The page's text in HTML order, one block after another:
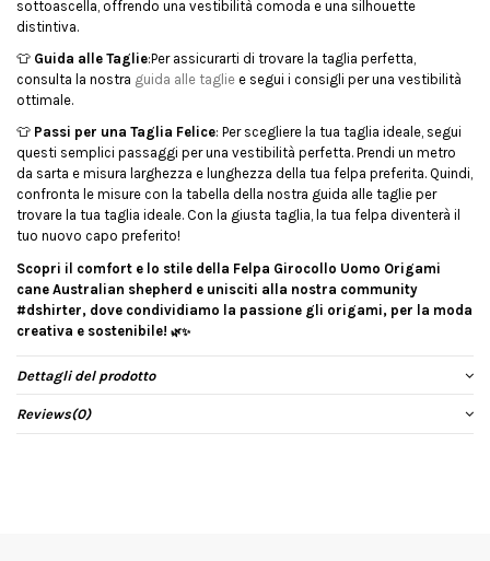
sottoascella, offrendo una vestibilità comoda e una silhouette
distintiva.
👕 Guida alle Taglie:Per assicurarti di trovare la taglia perfetta,
consulta la nostra guida alle taglie e segui i consigli per una vestibilità
ottimale.
👕 Passi per una Taglia Felice: Per scegliere la tua taglia ideale, segui
questi semplici passaggi per una vestibilità perfetta. Prendi un metro
da sarta e misura larghezza e lunghezza della tua felpa preferita. Quindi,
confronta le misure con la tabella della nostra guida alle taglie per
trovare la tua taglia ideale. Con la giusta taglia, la tua felpa diventerà il
tuo nuovo capo preferito!
Scopri il comfort e lo stile della Felpa Girocollo Uomo Origami
cane Australian shepherd e unisciti alla nostra community
#dshirter, dove condividiamo la passione gli origami, per la moda
creativa e sostenibile! 🌿✨
Dettagli del prodotto
Reviews(0)